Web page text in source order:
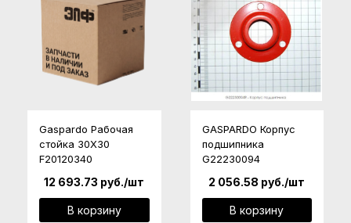
Gaspardo Рабочая
стойка 30X30
F20120340
12 693.73 руб./шт
В корзину
GASPARDO Корпус
подшипника
G22230094
2 056.58 руб./шт
В корзину